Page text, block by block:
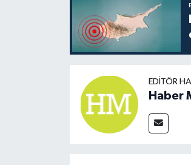
EDITÖR
Haber